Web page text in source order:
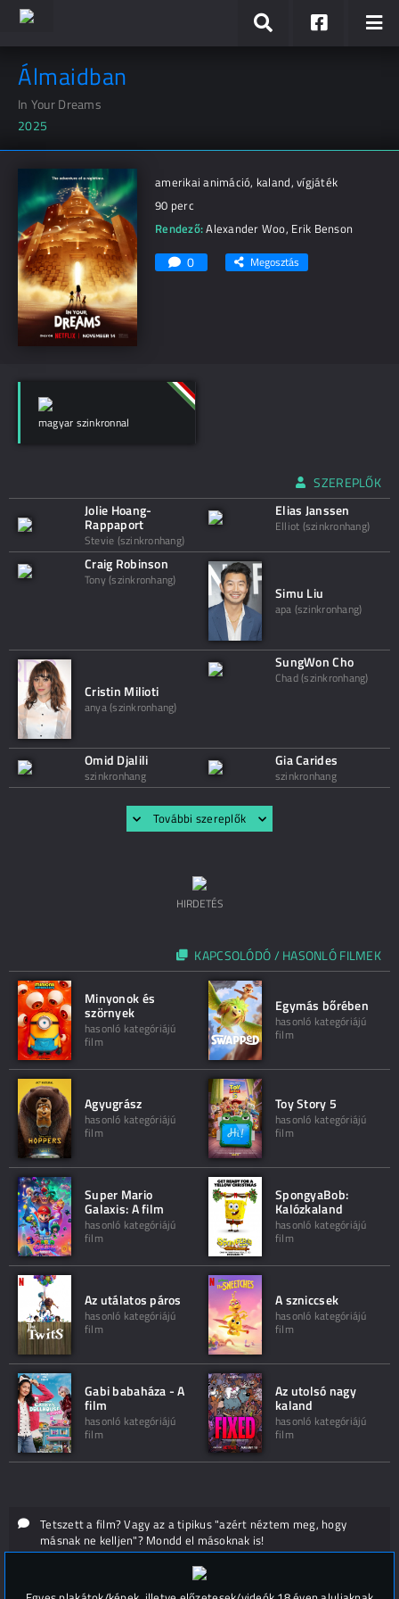
Álmaidban
In Your Dreams
2025
amerikai animáció, kaland, vígjáték
90 perc
Rendező:Alexander Woo, Erik Benson
0 Megosztás
magyar szinkronnal
SZEREPLŐK
Jolie Hoang-
Rappaport
Stevie (szinkronhang)
Elias Janssen
Elliot (szinkronhang)
Craig Robinson
Tony (szinkronhang)
Simu Liu
apa (szinkronhang)
Cristin Milioti
anya (szinkronhang)
SungWon Cho
Chad (szinkronhang)
Omid Djalili
szinkronhang
Gia Carides
szinkronhang
További szereplők
HIRDETÉS
KAPCSOLÓDÓ / HASONLÓ FILMEK
Minyonok és
szörnyek
hasonló kategóriájú
film
Egymás bőrében
hasonló kategóriájú
film
Agyugrász
hasonló kategóriájú
film
Toy Story 5
hasonló kategóriájú
film
Super Mario
Galaxis: A film
hasonló kategóriájú
film
SpongyaBob:
Kalózkaland
hasonló kategóriájú
film
Az utálatos páros
hasonló kategóriájú
film
A szniccsek
hasonló kategóriájú
film
Gabi babaháza - A
film
hasonló kategóriájú
film
Az utolsó nagy
kaland
hasonló kategóriájú
film
Tetszett a film? Vagy az a tipikus "azért néztem meg, hogy
másnak ne kelljen"? Mondd el másoknak is!
Hozzászólások (